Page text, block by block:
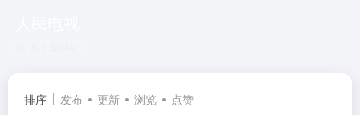
排序 发布 更新 浏览 点赞